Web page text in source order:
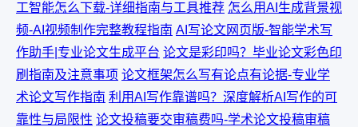
工智能怎么下载-详细指南与工具推荐 怎么用AI生成背景视
频-AI视频制作完整教程指南 AI写论文网页版-智能学术写
作助手|专业论文生成平台 论文是彩印吗？毕业论文彩色印
刷指南及注意事项 论文框架怎么写有论点有论据-专业学
术论文写作指南 利用AI写作靠谱吗？深度解析AI写作的可
靠性与局限性 论文投稿要交审稿费吗-学术论文投稿审稿